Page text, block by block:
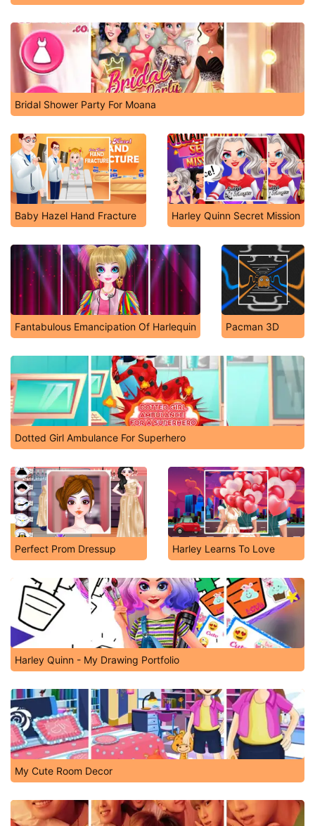
Bridal Shower Party For Moana
Baby Hazel Hand Fracture Harley Quinn Secret Mission
Fantabulous Emancipation Of Harlequin Pacman 3D
Dotted Girl Ambulance For Superhero
Perfect Prom Dressup Harley Learns To Love
Harley Quinn - My Drawing Portfolio
My Cute Room Decor